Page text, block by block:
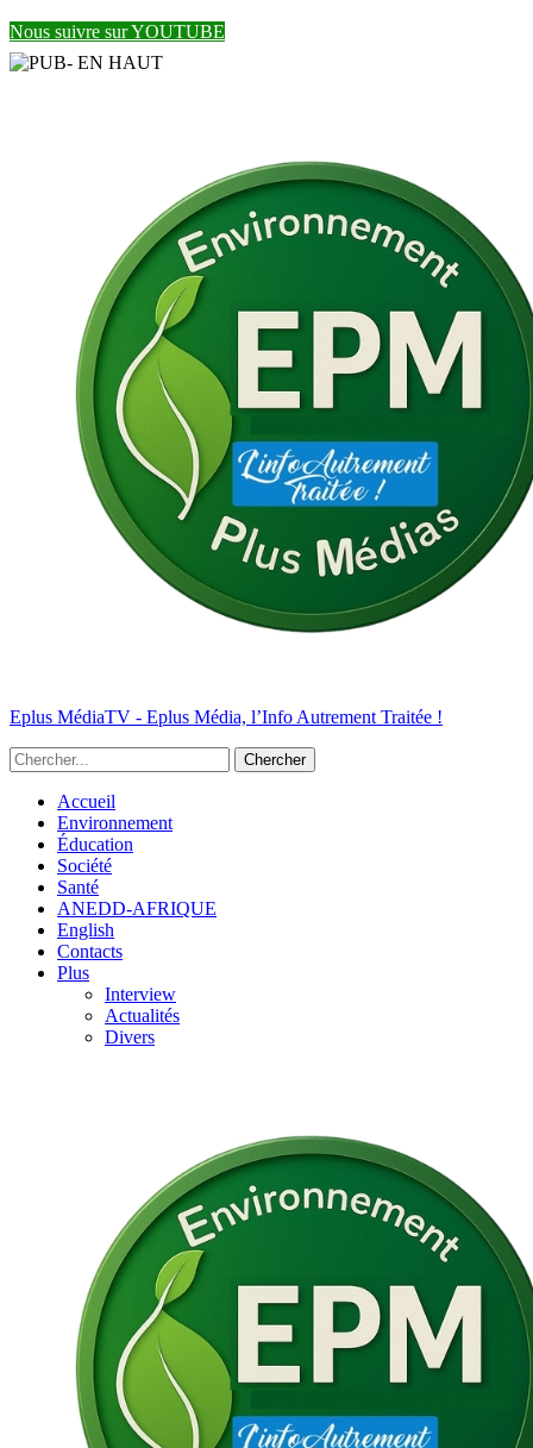
Nous suivre sur YOUTUBE
Eplus MédiaTV - Eplus Média, l’Info Autrement Traitée !
Accueil
Environnement
Éducation
Société
Santé
ANEDD-AFRIQUE
English
Contacts
Plus
Interview
Actualités
Divers